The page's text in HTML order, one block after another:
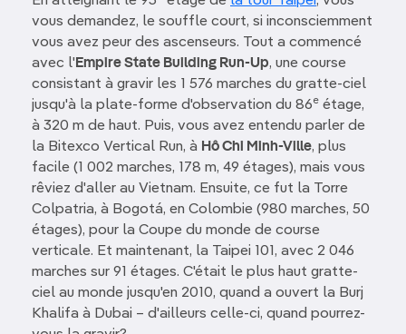
vous demandez, le souffle court, si inconsciemment
vous avez peur des ascenseurs. Tout a commencé
avec l' Empire State Building Run-Up, une course
consistant à gravir les 1 576 marches du gratte-ciel
jusqu'à la plate-forme d'observation du 86e étage,
à 320 m de haut. Puis, vous avez entendu parler de
la Bitexco Vertical Run, à Hô Chi Minh-Ville, plus
facile (1 002 marches, 178 m, 49 étages), mais vous
rêviez d'aller au Vietnam. Ensuite, ce fut la Torre
Colpatria, à Bogotá, en Colombie (980 marches, 50
étages), pour la Coupe du monde de course
verticale. Et maintenant, la Taipei 101, avec 2 046
marches sur 91 étages. C'était le plus haut gratte-
ciel au monde jusqu'en 2010, quand a ouvert la Burj
Khalifa à Dubai – d'ailleurs celle-ci, quand pourrez-